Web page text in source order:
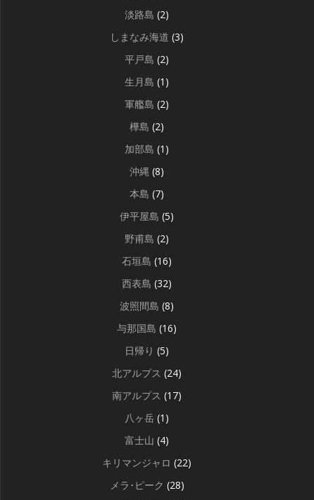
淡路島 (2)
しまなみ海道 (3)
平戸島 (2)
生月島 (1)
軍艦島 (2)
樺島 (2)
加部島 (1)
沖縄 (8)
本島 (7)
伊平屋島 (5)
野甫島 (2)
石垣島 (16)
西表島 (32)
波照間島 (8)
与那国島 (16)
日帰り (5)
北アルプス (24)
南アルプス (17)
八ヶ岳 (1)
富士山 (4)
キリマンジャロ (22)
メラ･ピーク (28)